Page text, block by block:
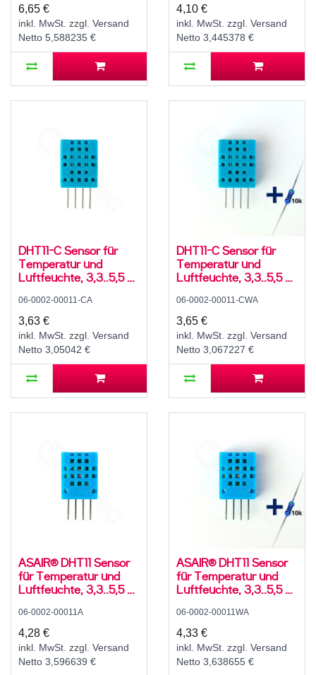
6,65 €
inkl. MwSt. zzgl. Versand
Netto 5,588235 €
4,10 €
inkl. MwSt. zzgl. Versand
Netto 3,445378 €
DHT11-C Sensor für
Temperatur und
Luftfeuchte, 3,3..5,5 V,
± 3 °C
06-0002-00011-CA
3,63 €
inkl. MwSt. zzgl. Versand
Netto 3,05042 €
DHT11-C Sensor für
Temperatur und
Luftfeuchte, 3,3..5,5 V,
± 3 °C, mit 10K
Widerstand und
Anleitung
06-0002-00011-CWA
3,65 €
inkl. MwSt. zzgl. Versand
Netto 3,067227 €
ASAIR® DHT11 Sensor
für Temperatur und
Luftfeuchte, 3,3..5,5 V,
± 2 °C
06-0002-00011A
4,28 €
inkl. MwSt. zzgl. Versand
Netto 3,596639 €
ASAIR® DHT11 Sensor
für Temperatur und
Luftfeuchte, 3,3..5,5 V,
± 2 °C, mit 10K
Widerstand und
Anleitung
06-0002-00011WA
4,33 €
inkl. MwSt. zzgl. Versand
Netto 3,638655 €